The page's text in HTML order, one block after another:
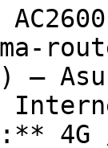
—